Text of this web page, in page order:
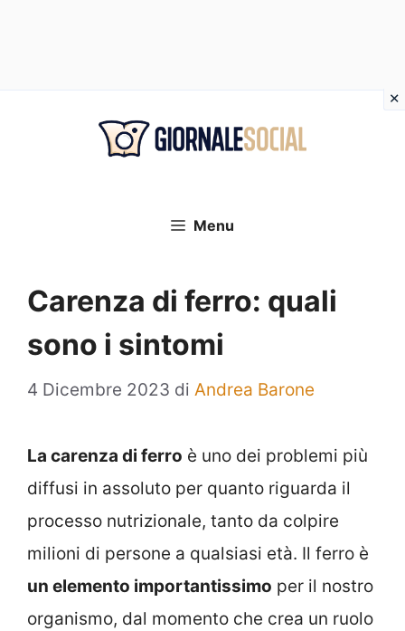
Menu
Carenza di ferro: quali
sono i sintomi
4 Dicembre 2023 di Andrea Barone
La carenza di ferro è uno dei problemi più
diffusi in assoluto per quanto riguarda il
processo nutrizionale, tanto da colpire
milioni di persone a qualsiasi età. Il ferro è
un elemento importantissimo per il nostro
organismo, dal momento che crea un ruolo